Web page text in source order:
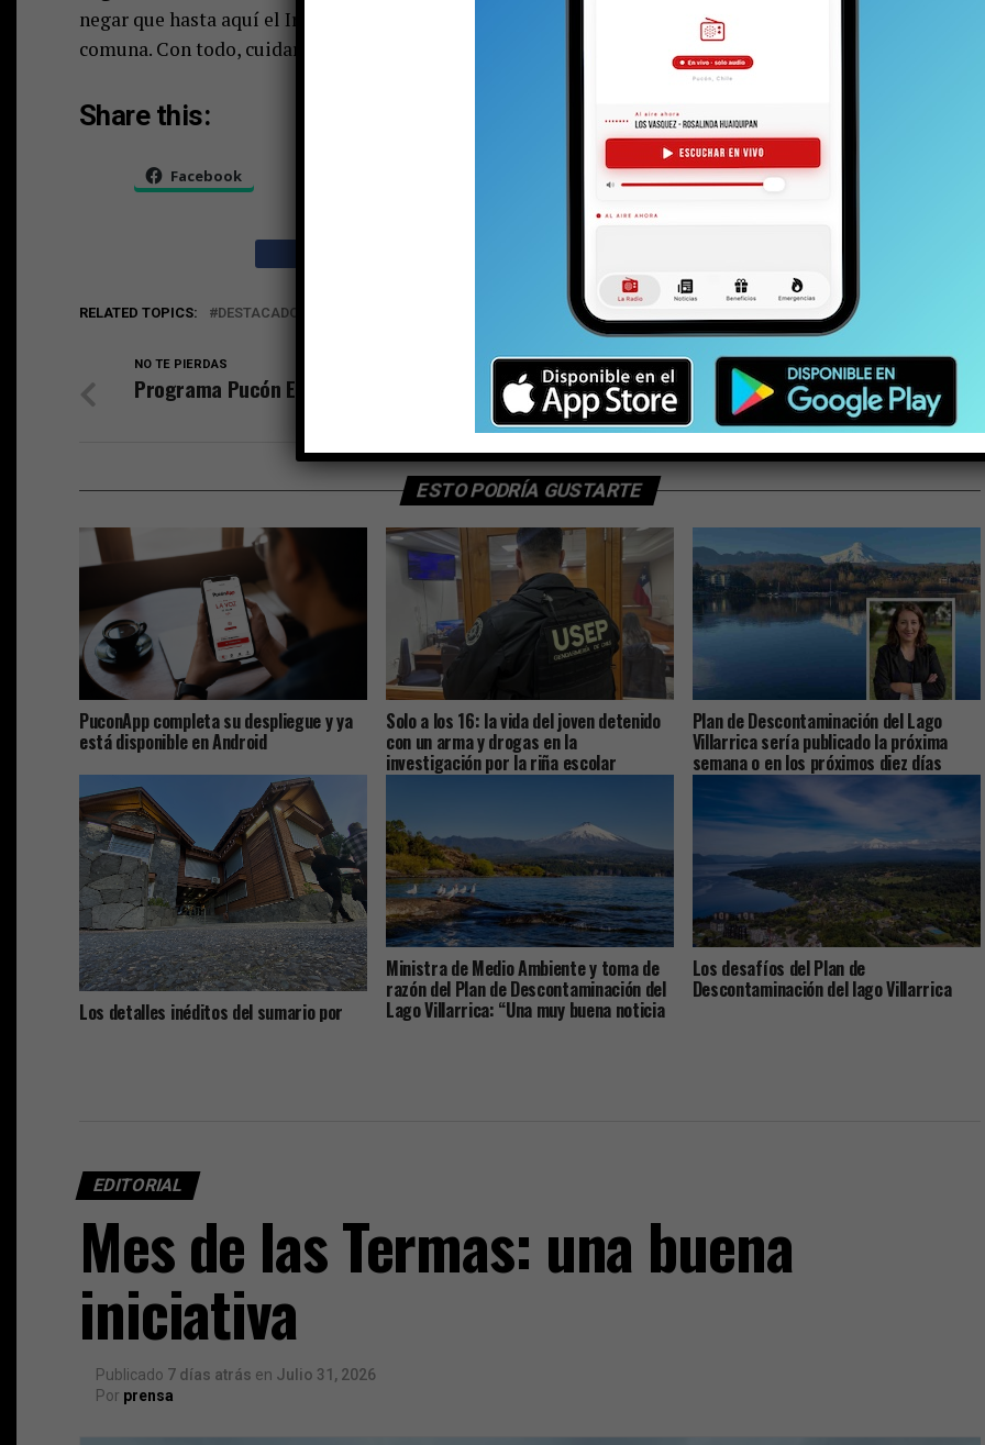
negar que hasta aquí el Ironman, con momentos mejores que otros, ha sido un tremendo aporte para la
comuna. Con todo, cuidar y potenciar el evento, de alguna forma es cuidar el destino turístico.
Share this:
Facebook
RELATED TOPICS: DESTACADO
TAMBIEN
Consumo de drogas en jóvenes
NO TE PIERDAS
Programa Pucón Emprende
ESTO PODRÍA GUSTARTE
PuconApp completa su despliegue y ya
está disponible en Android
Solo a los 16: la vida del joven detenido
con un arma y drogas en la
investigación por la riña escolar
Plan de Descontaminación del Lago
Villarrica sería publicado la próxima
semana o en los próximos diez días
Los detalles inéditos del sumario por
Ministra de Medio Ambiente y toma de
razón del Plan de Descontaminación del
Lago Villarrica: “Una muy buena noticia
Los desafíos del Plan de
Descontaminación del lago Villarrica
EDITORIAL
Mes de las Termas: una buena
iniciativa
Publicado 7 días atrás en Julio 31, 2026
Por prensa